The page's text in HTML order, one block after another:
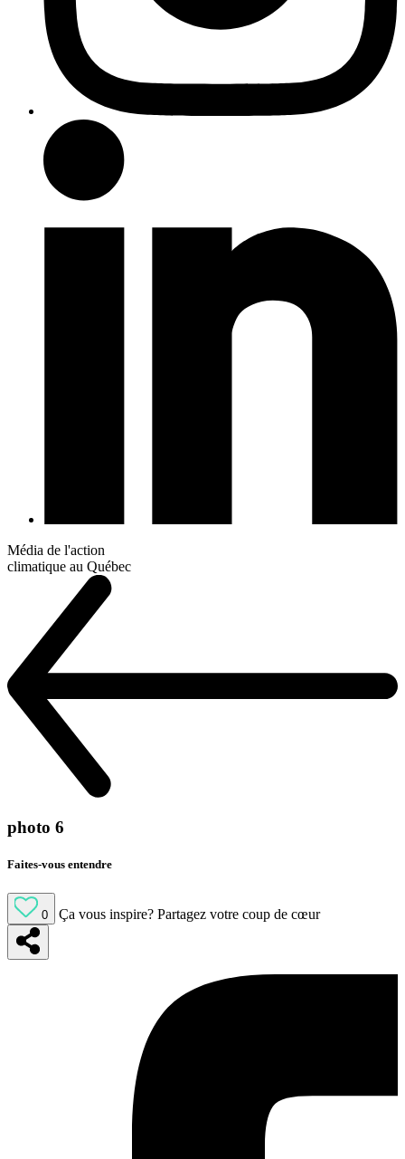
Média de l'action
climatique au Québec
photo 6
Faites-vous entendre
0 Ça vous inspire? Partagez votre coup de cœur